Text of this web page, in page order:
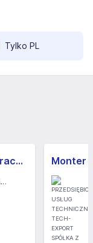
Tylko PL
Cieśla, stolarz, betoniarz (k/m) | Praca w Niemczech, bez j. niemieckiego | Darmowe zakwaterowanie
Mostostal Kraków S.A. Rynek Niemiecki